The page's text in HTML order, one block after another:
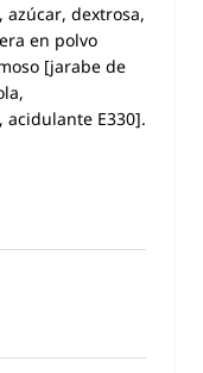
azúcar, dextrosa,
en polvo
[jarabe de
E330].